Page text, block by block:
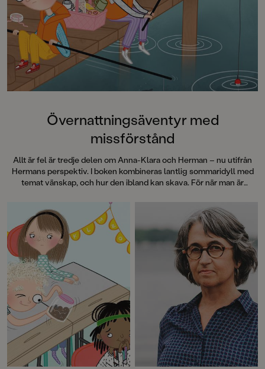
Övernattningsäventyr med
missförstånd
Allt är fel är tredje delen om Anna-Klara och Herman – nu utifrån
Hermans perspektiv. I boken kombineras lantlig sommaridyll med
temat vänskap, och hur den ibland kan skava. För när man är